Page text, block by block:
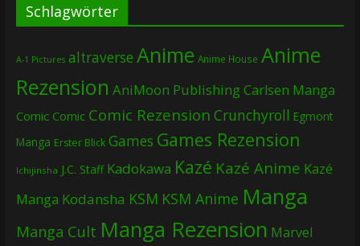
Schlagwörter
A-1 Pictures altraverse Anime Anime House Anime
Rezension AniMoon PublishingCarlsen Manga
Comic Comic Comic Rezension Crunchyroll Egmont
Manga Erster Blick Games Games Rezension
Ichijinsha J.C. Staff Kadokawa Kazé Kazé Anime Kazé
Manga Kodansha KSM KSM Anime Manga
Manga Cult Manga Rezension Marvel